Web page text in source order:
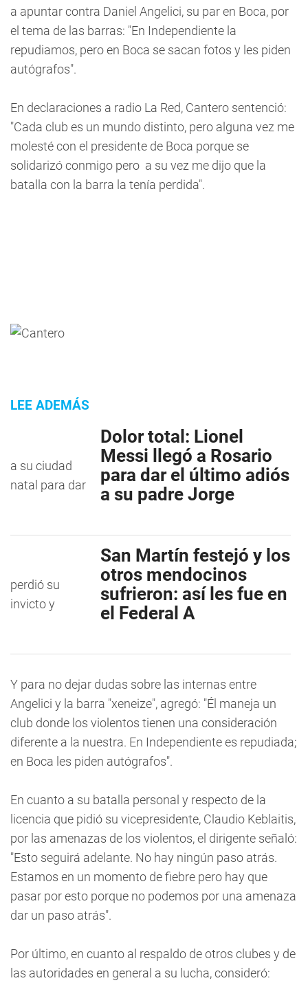
a apuntar contra Daniel Angelici, su par en Boca, por
el tema de las barras: "En Independiente la
repudiamos, pero en Boca se sacan fotos y les piden
autógrafos".
En declaraciones a radio La Red, Cantero sentenció:
"Cada club es un mundo distinto, pero alguna vez me
molesté con el presidente de Boca porque se
solidarizó conmigo pero a su vez me dijo que la
batalla con la barra la tenía perdida".
LEE ADEMÁS
Dolor total: Lionel
Messi llegó a Rosario
para dar el último adiós
a su padre Jorge
San Martín festejó y los
otros mendocinos
sufrieron: así les fue en
el Federal A
Y para no dejar dudas sobre las internas entre
Angelici y la barra "xeneize", agregó: "Él maneja un
club donde los violentos tienen una consideración
diferente a la nuestra. En Independiente es repudiada;
en Boca les piden autógrafos".
En cuanto a su batalla personal y respecto de la
licencia que pidió su vicepresidente, Claudio Keblaitis,
por las amenazas de los violentos, el dirigente señaló:
"Esto seguirá adelante. No hay ningún paso atrás.
Estamos en un momento de fiebre pero hay que
pasar por esto porque no podemos por una amenaza
dar un paso atrás".
Por último, en cuanto al respaldo de otros clubes y de
las autoridades en general a su lucha, consideró: